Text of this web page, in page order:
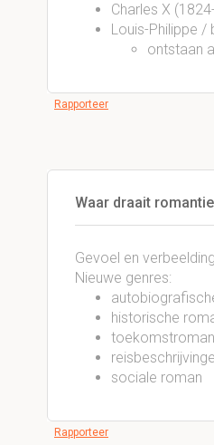
Charles X
Louis-Philippe /
ontstaan
Rapporteer
Waar draait
Gevoel en
Nieuwe genres:
historische
toekomstroman
sociale roman
Rapporteer